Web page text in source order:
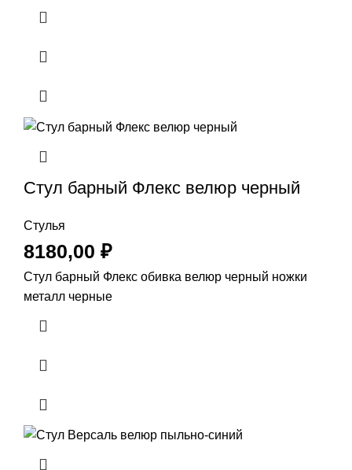
Стул барный Флекс велюр черный
Стулья
8180,00 ₽
Стул барный Флекс обивка велюр черный ножки
металл черные